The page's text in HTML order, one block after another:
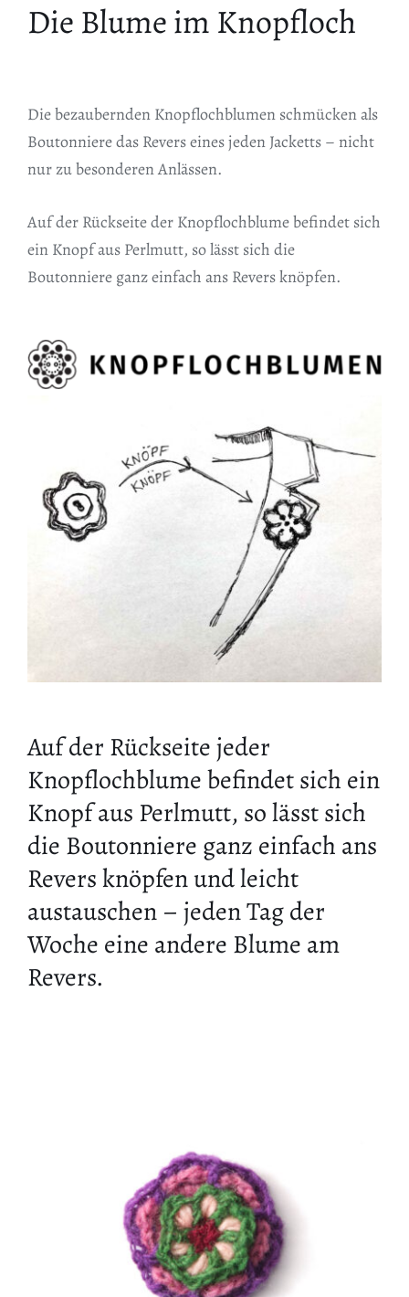
Die Blume im Knopfloch
Die bezaubernden Knopflochblumen schmücken als
Boutonniere das Revers eines jeden Jacketts – nicht
nur zu besonderen Anlässen.
Auf der Rückseite der Knopflochblume befindet sich
ein Knopf aus Perlmutt, so lässt sich die
Boutonniere ganz einfach ans Revers knöpfen.
Auf der Rückseite jeder
Knopflochblume befindet sich ein
Knopf aus Perlmutt, so lässt sich
die Boutonniere ganz einfach ans
Revers knöpfen und leicht
austauschen – jeden Tag der
Woche eine andere Blume am
Revers.
IN DEN WARENKORB
/